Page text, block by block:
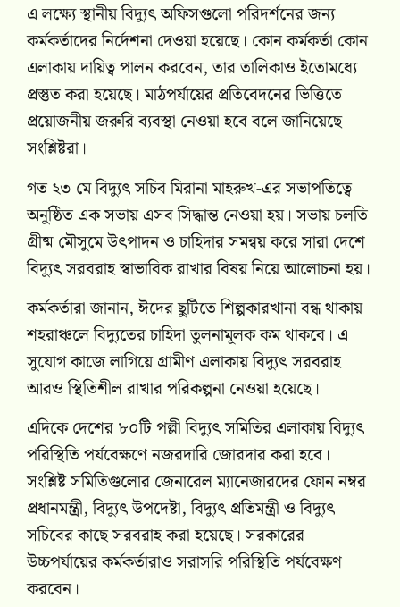
এ লক্ষ্যে স্থানীয় বিদ্যুৎ অফিসগুলো পরিদর্শনের জন্য
কর্মকর্তাদের নির্দেশনা দেওয়া হয়েছে। কোন কর্মকর্তা কোন
এলাকায় দায়িত্ব পালন করবেন, তার তালিকাও ইতোমধ্যে
প্রস্তুত করা হয়েছে। মাঠপর্যায়ের প্রতিবেদনের ভিত্তিতে
প্রয়োজনীয় জরুরি ব্যবস্থা নেওয়া হবে বলে জানিয়েছে
সংশ্লিষ্টরা।
গত ২৩ মে বিদ্যুৎ সচিবমিরানা মাহরুখ-এর সভাপতিত্বে
অনুষ্ঠিত এক সভায় এসব সিদ্ধান্ত নেওয়া হয়। সভায় চলতি
গ্রীষ্ম মৌসুমে উৎপাদন ও চাহিদার সমন্বয় করে সারা দেশে
বিদ্যুৎ সরবরাহ স্বাভাবিক রাখার বিষয় নিয়ে আলোচনা হয়।
কর্মকর্তারা জানান, ঈদের ছুটিতে শিল্পকারখানা বন্ধ থাকায়
শহরাঞ্চলে বিদ্যুতের চাহিদা তুলনামূলক কম থাকবে। এ
সুযোগ কাজে লাগিয়ে গ্রামীণ এলাকায় বিদ্যুৎ সরবরাহ
আরও স্থিতিশীল রাখার পরিকল্পনা নেওয়া হয়েছে।
এদিকে দেশের ৮০টি পল্লী বিদ্যুৎ সমিতির এলাকায় বিদ্যুৎ
পরিস্থিতি পর্যবেক্ষণে নজরদারি জোরদার করা হবে।
সংশ্লিষ্ট সমিতিগুলোর জেনারেল ম্যানেজারদের ফোন নম্বর
প্রধানমন্ত্রী, বিদ্যুৎ উপদেষ্টা, বিদ্যুৎ প্রতিমন্ত্রী ও বিদ্যুৎ
সচিবের কাছে সরবরাহ করা হয়েছে। সরকারের
উচ্চপর্যায়ের কর্মকর্তারাও সরাসরি পরিস্থিতি পর্যবেক্ষণ
করবেন।